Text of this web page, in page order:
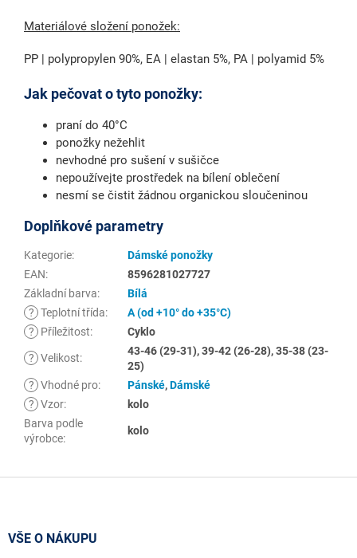
Materiálové složení ponožek:
PP | polypropylen 90%, EA | elastan 5%, PA | polyamid 5%
Jak pečovat o tyto ponožky:
praní do 40°C
ponožky nežehlit
nevhodné pro sušení v sušičce
nepoužívejte prostředek na bílení oblečení
nesmí se čistit žádnou organickou sloučeninou
Doplňkové parametry
Kategorie:
Dámské ponožky
EAN:
8596281027727
Základní barva:
Bílá
? Teplotní třída:
A (od +10° do +35°C)
?
Příležitost: Cyklo
? Velikost:
43-46 (29-31), 39-42 (26-28), 35-38 (23-
25)
? Vhodné pro: Pánské,Dámské
? Vzor:
kolo
Barva podle
výrobce:
kolo
VŠE O NÁKUPU